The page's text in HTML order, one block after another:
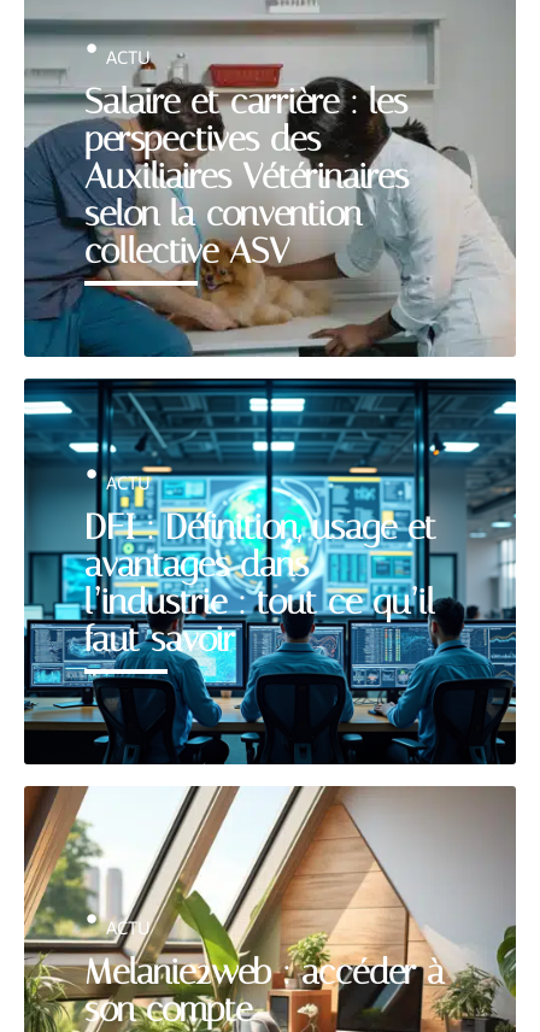
Salaire et carrière : les
perspectives des
Auxiliaires Vétérinaires
selon la convention
collective ASV
ACTU
DFI : Définition, usage et
avantages dans
l’industrie : tout ce qu’il
faut savoir
ACTU
Melanie2web : accéder à
son compte
ACTU